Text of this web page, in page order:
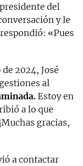
del
y le
«Pues
2024, José
al
Estoy en
a lo que
gracias,
a contactar